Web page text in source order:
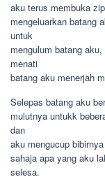
aku terus membuka
mengeluarkan batang
untuk
mengulum batang
menati
batang aku menerjah
Selepas batang aku
mulutnya untukk
dan
aku mengucup
sahaja apa yang aku
selesa.